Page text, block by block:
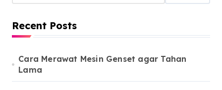
Recent Posts
Cara Merawat Mesin Genset agar Tahan
Lama